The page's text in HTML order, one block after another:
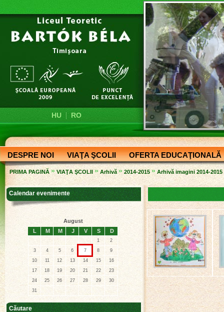
HU| RO
DESPRE NOI VIAŢA ŞCOLII OFERTA EDUCAŢIONALĂ
PRIMA PAGINĂ » VIAŢA ŞCOLII » Arhivă » 2014-2015 » Arhivă imagini 2014-2015
Calendar evenimente
August
L
M M J V S D
1
2
3
4 5 6 7 8
9
10
11 12 13 14 15
16
17
18 19 20 21 22
23
24
25 26 27 28 29
30
31
Căutare